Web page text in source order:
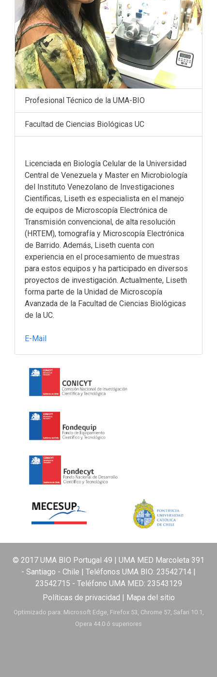
Profesional Técnico de la UMA-BIO
Facultad de Ciencias Biológicas UC
Licenciada en Biología Celular de la Universidad
Central de Venezuela y Master en Microbiología
del Instituto Venezolano de Investigaciones
Científicas, Liseth es especialista en el manejo
de equipos de Microscopía Electrónica de
Transmisión convencional, de alta resolución
(HRTEM), tomografía y Microscopía Electrónica
de Barrido. Además, Liseth cuenta con
experiencia en el procesamiento de muestras
para estos equipos y ha participado en diversos
proyectos de investigación. Actualmente, Liseth
forma parte de la Unidad de Microscopía
Avanzada de la Facultad de Ciencias Biológicas
de la UC.
E-Mail
© 2017 UMA BIO Portugal 49 | UMA MED Marcoleta 391
- Santiago - Chile | Teléfonos UMA BIO: 23542714 |
23542715 - Teléfono UMA MED: 23543129
Políticas de privacidad | Mapa del sitio
Optimizado para: Microsoft Edge, Firefox 53, Chrome 57, Safari 10.1,
Opera 44.0 ó superiores